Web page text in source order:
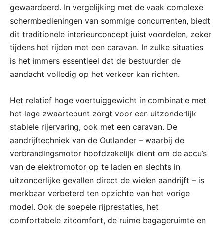
gewaardeerd. In vergelijking met de vaak complexe
schermbedieningen van sommige concurrenten, biedt
dit traditionele interieurconcept juist voordelen, zeker
tijdens het rijden met een caravan. In zulke situaties
is het immers essentieel dat de bestuurder de
aandacht volledig op het verkeer kan richten.
Het relatief hoge voertuiggewicht in combinatie met
het lage zwaartepunt zorgt voor een uitzonderlijk
stabiele rijervaring, ook met een caravan. De
aandrijftechniek van de Outlander – waarbij de
verbrandingsmotor hoofdzakelijk dient om de accu’s
van de elektromotor op te laden en slechts in
uitzonderlijke gevallen direct de wielen aandrijft – is
merkbaar verbeterd ten opzichte van het vorige
model. Ook de soepele rijprestaties, het
comfortabele zitcomfort, de ruime bagageruimte en